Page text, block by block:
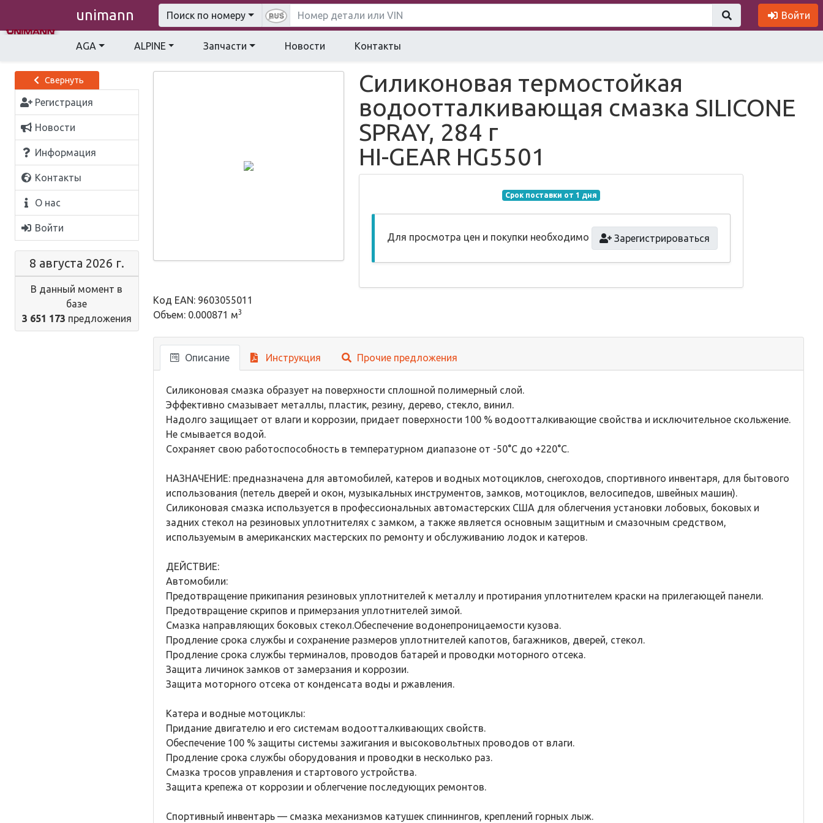
unimann Поиск по номеру Войти
AGA ALPINE Запчасти Новости Контакты
Свернуть
Регистрация
Новости
Информация
Контакты
О нас
Войти
8 августа 2026 г.
В данный момент в
базе
3 651 173 предложения
Силиконовая термостойкая
водоотталкивающая смазка SILICONE
SPRAY, 284 г
HI-GEAR HG5501
Срок поставки от 1 дня
Для просмотра цен и покупки необходимо Зарегистрироваться
Код EAN: 9603055011
Объем: 0.000871 м3
Описание Инструкция Прочие предложения
Силиконовая смазка образует на поверхности сплошной полимерный слой.
Эффективно смазывает металлы, пластик, резину, дерево, стекло, винил.
Надолго защищает от влаги и коррозии, придает поверхности 100 % водоотталкивающие свойства и исключительное скольжение.
Не смывается водой.
Сохраняет свою работоспособность в температурном диапазоне от -50°С до +220°С.
НАЗНАЧЕНИЕ: предназначена для автомобилей, катеров и водных мотоциклов, снегоходов, спортивного инвентаря, для бытового
использования (петель дверей и окон, музыкальных инструментов, замков, мотоциклов, велосипедов, швейных машин).
Силиконовая смазка используется в профессиональных автомастерских США для облегчения установки лобовых, боковых и
задних стекол на резиновых уплотнителях с замком, а также является основным защитным и смазочным средством,
используемым в американских мастерских по ремонту и обслуживанию лодок и катеров.
ДЕЙСТВИЕ:
Автомобили:
Предотвращение прикипания резиновых уплотнителей к металлу и протирания уплотнителем краски на прилегающей панели.
Предотвращение скрипов и примерзания уплотнителей зимой.
Смазка направляющих боковых стекол.Обеспечение водонепроницаемости кузова.
Продление срока службы и сохранение размеров уплотнителей капотов, багажников, дверей, стекол.
Продление срока службы терминалов, проводов батарей и проводки моторного отсека.
Защита личинок замков от замерзания и коррозии.
Защита моторного отсека от конденсата воды и ржавления.
Катера и водные мотоциклы:
Придание двигателю и его системам водоотталкивающих свойств.
Обеспечение 100 % защиты системы зажигания и высоковольтных проводов от влаги.
Продление срока службы оборудования и проводки в несколько раз.
Смазка тросов управления и стартового устройства.
Защита крепежа от коррозии и облегчение последующих ремонтов.
Спортивный инвентарь — смазка механизмов катушек спиннингов, креплений горных лыж.